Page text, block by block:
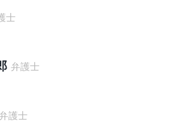
士
弁護士
護士